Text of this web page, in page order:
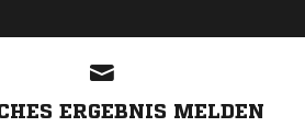
ERGEBNIS MELDEN